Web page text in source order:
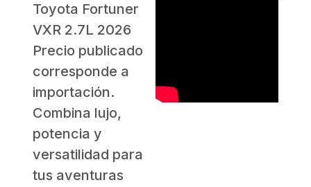
Toyota Fortuner
VXR 2.7L 2026
Precio publicado
corresponde a
importación.
Combina lujo,
potencia y
versatilidad para
tus aventuras